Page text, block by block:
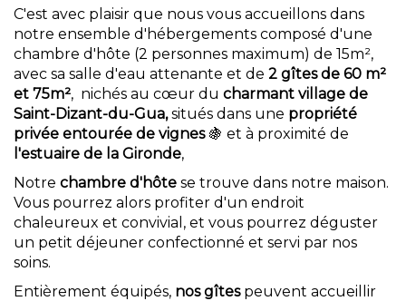
C'est avec plaisir que nous vous accueillons dans
notre ensemble d'hébergements composé d'une
chambre d'hôte (2 personnes maximum) de 15m²,
avec sa salle d'eau attenante et de 2 gîtes de 60 m²
et 75m², nichés au cœur du charmant village de
Saint-Dizant-du-Gua,situés dans une propriété
privée entourée de vignes🍇 et à proximité de
l'estuaire de la Gironde,
Notre chambre d'hôte se trouve dans notre maison.
Vous pourrez alors profiter d'un endroit
chaleureux et convivial, et vous pourrez déguster
un petit déjeuner confectionné et servi par nos
soins.
Entièrement équipés, nos gîtes peuvent accueillir